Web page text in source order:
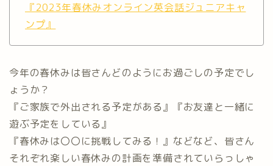
『2023年春休みオンライン英会話ジュニアキャ
ンプ』
今年の春休みは皆さんどのようにお過ごしの予定でし
ょうか？
『ご家族で外出される予定がある』『お友達と一緒に
遊ぶ予定をしている』
『春休みは〇〇に挑戦してみる！』などなど、皆さん
それぞれ楽しい春休みの計画を準備されていらっしゃ